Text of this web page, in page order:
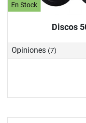
En Stock
Discos
Opiniones (7)